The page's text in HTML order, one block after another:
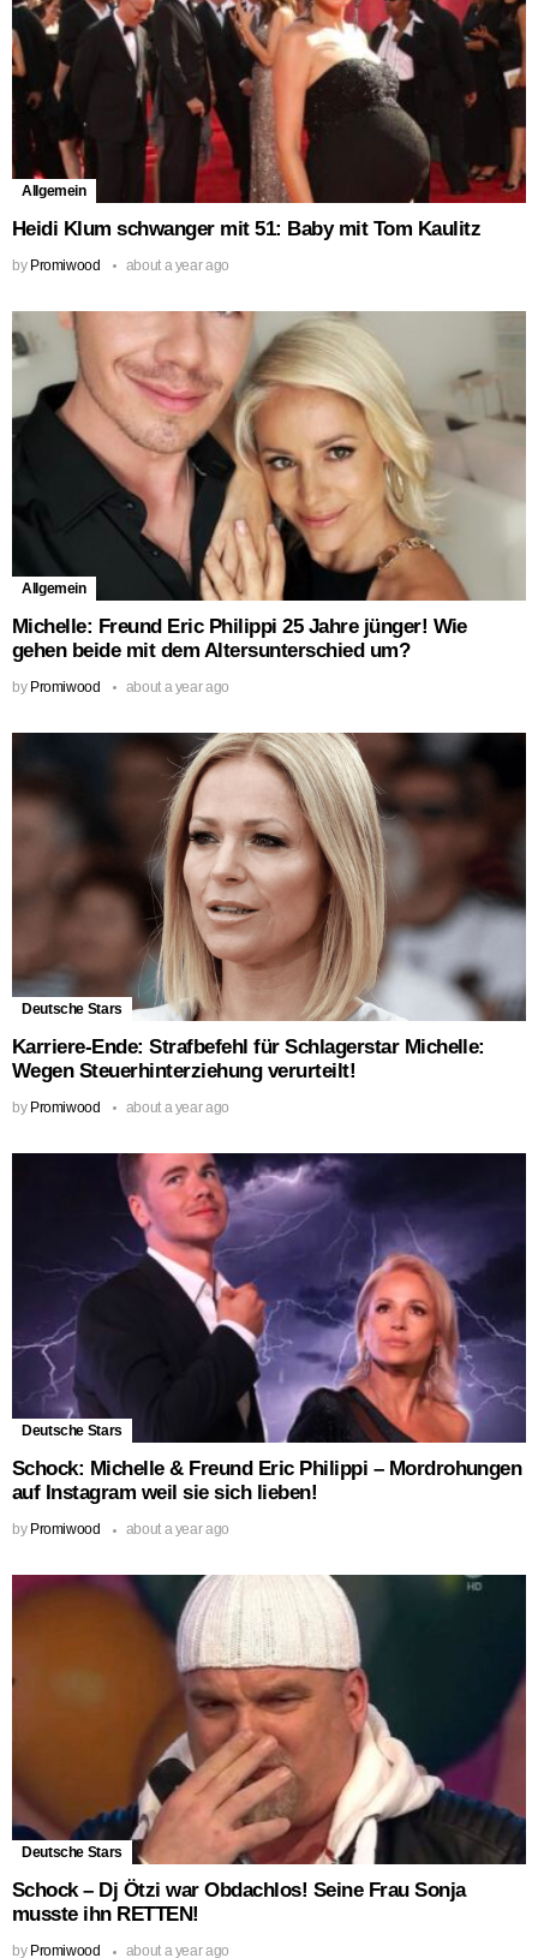
Allgemein
Heidi Klum schwanger mit 51: Baby mit Tom Kaulitz
by Promiwood about a year ago
Allgemein
Michelle: Freund Eric Philippi 25 Jahre jünger! Wie
gehen beide mit dem Altersunterschied um?
by Promiwood about a year ago
Deutsche Stars
Karriere-Ende: Strafbefehl für Schlagerstar Michelle:
Wegen Steuerhinterziehung verurteilt!
by Promiwood about a year ago
Deutsche Stars
Schock: Michelle & Freund Eric Philippi – Mordrohungen
auf Instagram weil sie sich lieben!
by Promiwood about a year ago
Deutsche Stars
Schock – Dj Ötzi war Obdachlos! Seine Frau Sonja
musste ihn RETTEN!
by Promiwood about a year ago